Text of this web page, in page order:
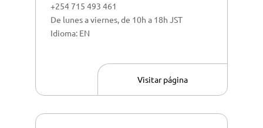
+254 715 493 461
De lunes a viernes, de 10h a 18h JST
Idioma: EN
Visitar página